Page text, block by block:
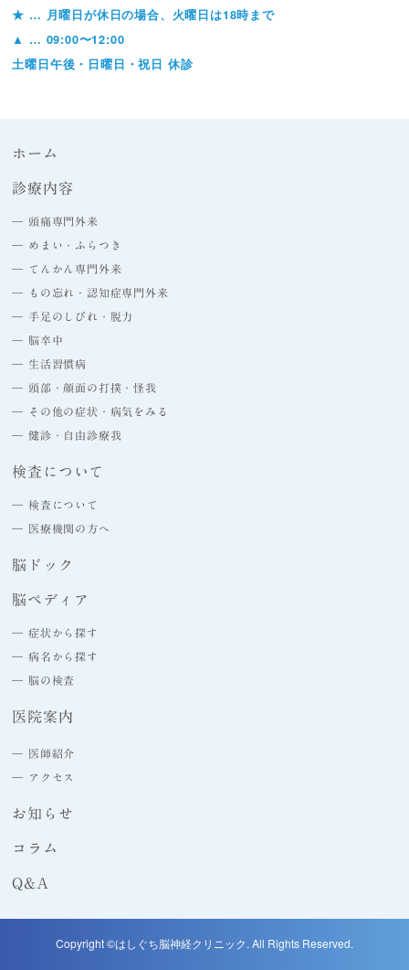
★ … 月曜日が休日の場合、火曜日は18時まで
▲ … 09:00〜12:00
土曜日午後・日曜日・祝日 休診
ホーム
診療内容
― 頭痛専門外来
― めまい・ふらつき
― てんかん専門外来
― もの忘れ・認知症専門外来
― 手足のしびれ・脱力
― 脳卒中
― 生活習慣病
― 頭部・顔面の打撲・怪我
― その他の症状・病気をみる
― 健診・自由診療我
検査について
― 検査について
― 医療機関の方へ
脳ドック
脳ペディア
― 症状から探す
― 病名から探す
― 脳の検査
医院案内
― 医師紹介
― アクセス
お知らせ
コラム
Q&A
Copyright ©はしぐち脳神経クリニック. All Rights Reserved.